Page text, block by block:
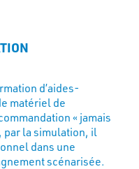
d’aides-
matériel de
« jamais
par la simulation, il
dans une
scénarisée.